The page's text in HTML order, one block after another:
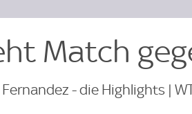
Match
- die Highlights |